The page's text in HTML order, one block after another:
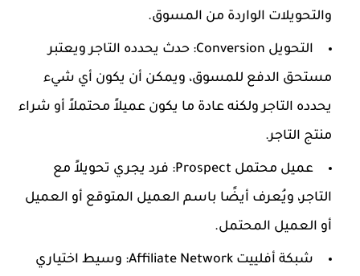
والتحويلات الواردة من المسوق.
التحويل Conversion: حدث يحدده التاجر ويعتبر
مستحق الدفع للمسوق، ويمكن أن يكون أي شيء
يحدده التاجر ولكنه عادة ما يكون عميلاً محتملاً أو شراء
منتج التاجر.
عميل محتمل Prospect: فرد يجري تحويلاً مع
التاجر، ويُعرف أيضًا باسم العميل المتوقع أو العميل
أو العميل المحتمل.
شبكة أفلييت Affiliate Network: وسيط اختياري